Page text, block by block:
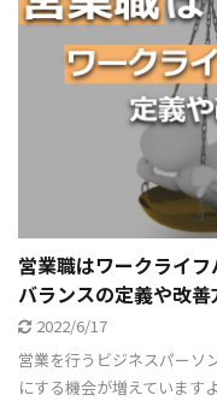
営業職はワークライ
バランスの定義や改
2022/6/17
営業を行うビジネスパーソ
にする機会が増えています